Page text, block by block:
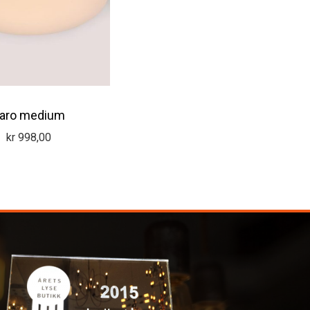
medium
kr998,00